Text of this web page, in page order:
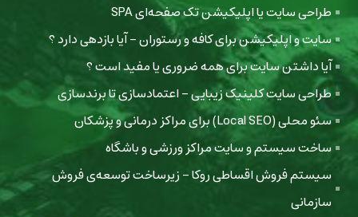
طراحی سایت یا اپلیکیشن تک صفحه‌ای SPA
سایت و اپلیکیشن برای کافه و رستوران - آیا بازدهی دارد ؟
آیا داشتن سایت برای همه ضروری یا مفید است ؟
طراحی سایت کلینیک زیبایی - اعتمادسازی تا برندسازی
سئو محلی (Local SEO) برای مراکز درمانی و پزشکان
ساخت سیستم و سایت مراکز ورزشی و باشگاه
سیستم فروش اقساطی روکا - زیرساخت توسعه‌ی فروش
سازمانی